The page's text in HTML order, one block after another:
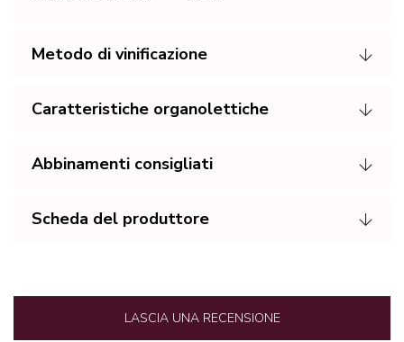
Metodo di vinificazione
Caratteristiche organolettiche
Abbinamenti consigliati
Scheda del produttore
LASCIA UNA RECENSIONE